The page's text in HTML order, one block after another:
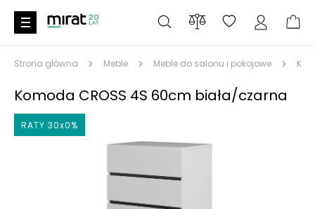
Strona główna Meble Meble do salonu i pokojowe
Komoda CROSS 4S 60cm biała/czarna
RATY 30x0%